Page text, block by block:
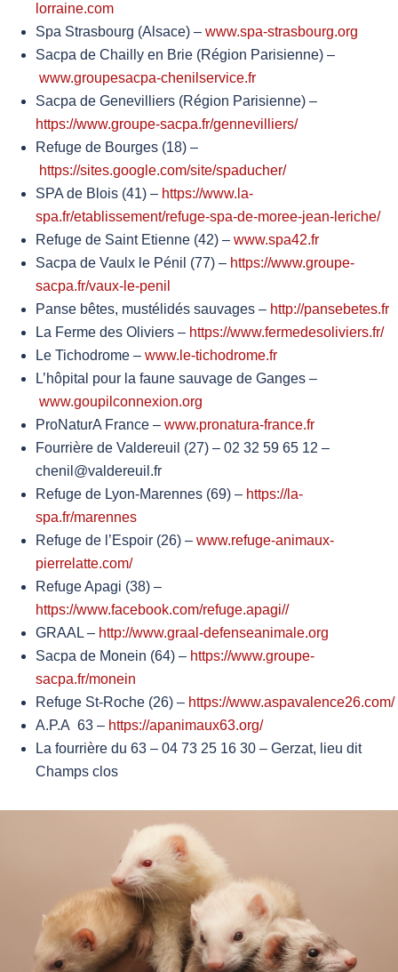
lorraine.com
Spa Strasbourg (Alsace) – www.spa-strasbourg.org
Sacpa de Chailly en Brie (Région Parisienne) –
www.groupesacpa-chenilservice.fr
Sacpa de Genevilliers (Région Parisienne) –
https://www.groupe-sacpa.fr/gennevilliers/
Refuge de Bourges (18) –
https://sites.google.com/site/spaducher/
SPA de Blois (41) – https://www.la-
spa.fr/etablissement/refuge-spa-de-moree-jean-leriche/
Refuge de Saint Etienne (42) – www.spa42.fr
Sacpa de Vaulx le Pénil (77) – https://www.groupe-
sacpa.fr/vaux-le-penil
Panse bêtes, mustélidés sauvages – http://pansebetes.fr
La Ferme des Oliviers – https://www.fermedesoliviers.fr/
Le Tichodrome – www.le-tichodrome.fr
L’hôpital pour la faune sauvage de Ganges –
www.goupilconnexion.org
ProNaturA France – www.pronatura-france.fr
Fourrière de Valdereuil (27) – 02 32 59 65 12 –
chenil@valdereuil.fr
Refuge de Lyon-Marennes (69) – https://la-
spa.fr/marennes
Refuge de l’Espoir (26) – www.refuge-animaux-
pierrelatte.com/
Refuge Apagi (38) –
https://www.facebook.com/refuge.apagi//
GRAAL – http://www.graal-defenseanimale.org
Sacpa de Monein (64) – https://www.groupe-
sacpa.fr/monein
Refuge St-Roche (26) – https://www.aspavalence26.com/
A.P.A 63 – https://apanimaux63.org/
La fourrière du 63 – 04 73 25 16 30 – Gerzat, lieu dit
Champs clos